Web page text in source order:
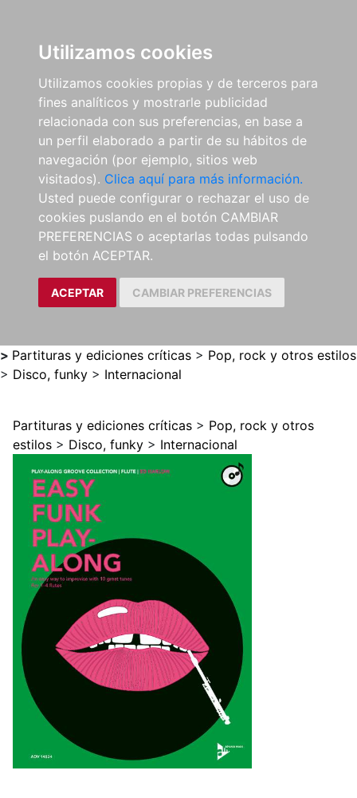
Utilizamos cookies
Utilizamos cookies propias y de terceros para
fines analíticos y mostrarle publicidad
relacionada con sus preferencias, en base a
un perfil elaborado a partir de su hábitos de
navegación (por ejemplo, sitios web
visitados). Clica aquí para más información.
Usted puede configurar o rechazar el uso de
cookies puslando en el botón CAMBIAR
PREFERENCIAS o aceptarlas todas pulsando
el botón ACEPTAR.
ACEPTAR CAMBIAR PREFERENCIAS
> Partituras y ediciones críticas > Pop, rock y otros estilos
> Disco, funky > Internacional
Partituras y ediciones críticas > Pop, rock y otros
estilos > Disco, funky > Internacional